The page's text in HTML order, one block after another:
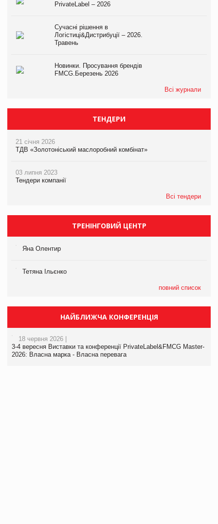
PrivateLabel – 2026
Сучасні рішення в
Логістиці&Дистрибуції – 2026.
Травень
Новинки. Просування брендів
FMCG.Березень 2026
Всі журнали
ТЕНДЕРИ
21 січня 2026
ТДВ «Золотоніський маслоробний комбінат»
03 липня 2023
Тендери компанії
Всі тендери
ТРЕНІНГОВИЙ ЦЕНТР
Яна Олентир
Тетяна Ільєнко
повний список
НАЙБЛИЖЧА КОНФЕРЕНЦІЯ
18 червня 2026 |
3-4 вересня Виставки та конференції PrivateLabel&FMCG Master-
2026: Власна марка - Власна перевага